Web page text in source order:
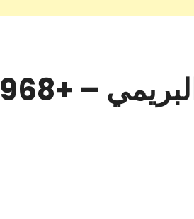
سهول الزهراء موبايل واكسسوارات الكمبيوتر – البريمي – +968